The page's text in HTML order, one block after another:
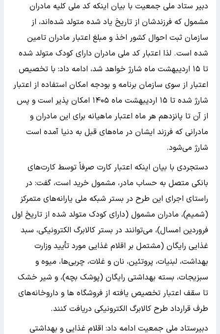
دبیر ستاد ملی جمعیت با بیان اینکه کد ملی کلیه مادران
مشمول که فرزندشان از تاریخ یاد شده متولد شده‌اند، از
سازمان ثبت احوال کشور اخذ و مبلغ اعتبار مادران تامین
شده است. لذا اعتبار کد ملی مادران دارای کودک متولد شده
تا ۱۵ اردیبهشت ماه شارژ خواهد شد، ادامه داد: با تخصیص
اعتبار از سوی سازمان برنامه و بودجه امکان استفاده از اعتبار
شارژ شده تا ۱۵ اردیبهشت ماه ۱۴۰۵ امکان پذیر است و پس
از آن تا پانزدهم هر ماه اعتبار ماهیانه برای این مادران و
مادرانی که فرزند ایشان در ماه‌های قبل به دنیا آمده است
شارژ می‌شود.
دستجردی با بیان اینکه اعتبار کارت صرفاً توسط کارت‌های
بانکی متصل به حساب مادر، مشمول خرید است، گفت: در
راستای اجرای این طرح در بستر شبکه ملی یارانه‌های متمرکز
(شمیم)، مادران مشمول (دارای کودک متولد شده از تاریخ اول
فروردین امسال)، می‌توانند در بستر کالابرگ الکترونیکی، سبد
غذایی رایگان (مشتمل بر اقلام غذایی مورد تأیید وزارت
بهداشت، لبنیات، پروتئین، نان و غلات، چربی‌ها، میوه و
سبزیجات، بسته بهداشتی رایگان (پوشک بچه)، و شیر خشک
تا سقف اعتبار تخصیص یافته از فروشگاه ها و داروخانه‌های
طرف قرارداد طرح کالابرگ الکترونیکی دریافت کنند.
دبیرستاد ملی جمعیت ادامه داد: اقلام غذایی و بهداشتی